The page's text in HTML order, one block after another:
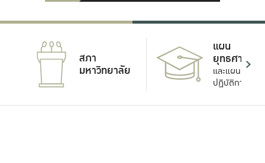
สภา
มหาวิทยาลัย
แผน
ยุทธศาสตร์
และแผน
ปฏิบัติการ